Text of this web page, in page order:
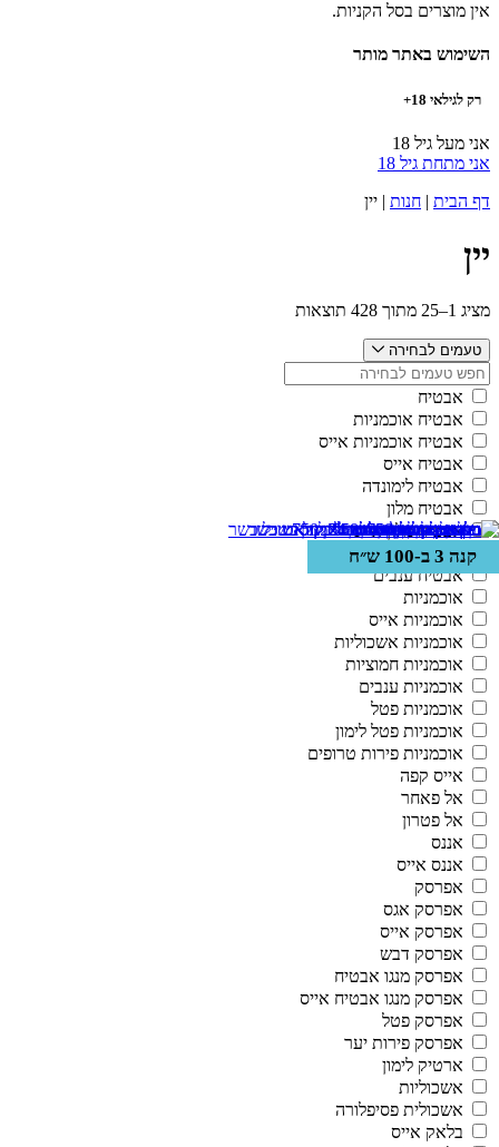
אין מוצרים בסל הקניות.
השימוש באתר מותר
רק לגילאי 18+
אני מעל גיל 18
אני מתחת גיל 18
דף הבית
חנות יין
יין
מציג 1–25 מתוך 428 תוצאות
טעמים לבחירה
אבטיח
אבטיח אוכמניות
אבטיח אוכמניות אייס
אבטיח אייס
אבטיח לימונדה
אבטיח מלון
אבטיח מלון אייס
אבטיח מלון פסיפלורה
אבטיח ענבים
אוכמניות
אוכמניות אייס
אוכמניות אשכוליות
אוכמניות חמוציות
אוכמניות ענבים
אוכמניות פטל
אוכמניות פטל לימון
אוכמניות פירות טרופים
אייס קפה
אל פאחר
אל פטרון
אננס
אננס אייס
אפרסק
אפרסק אגס
אפרסק אייס
אפרסק דבש
אפרסק מנגו אבטיח
אפרסק מנגו אבטיח אייס
אפרסק פטל
אפרסק פירות יער
ארטיק לימון
אשכוליות
אשכולית פסיפלורה
בלאק אייס
קנה 2 ב-100 ש"ח
קנה 2 ב-100 ש"ח
קנה 2 ב-100 ש"ח
קנה 3 ב-100 ש״ח
קנה 3 ב-100 ש״ח
קנה 3 ב-100 ש״ח
קנה 3 ב-100 ש״ח